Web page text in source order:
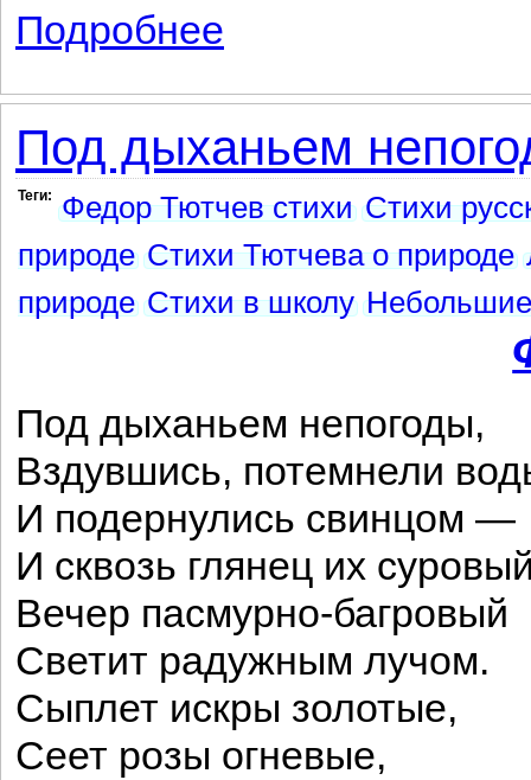
Подробнее
Под дыханьем
Теги: Федор Тютчев стихи Стихи
природе Стихи Тютчева о природе
природе Стихи в школу
Под дыханьем непогоды,
Вздувшись, потемнели
И подернулись свинцом —
И сквозь глянец их
Вечер пасмурно-багровый
Светит радужным лучом.
Сыплет искры золотые,
Сеет розы огневые,